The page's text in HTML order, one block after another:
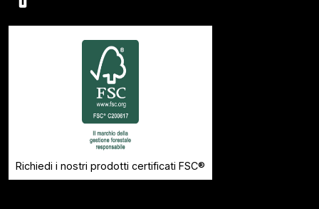
Richiedi i nostri prodotti certificati FSC®